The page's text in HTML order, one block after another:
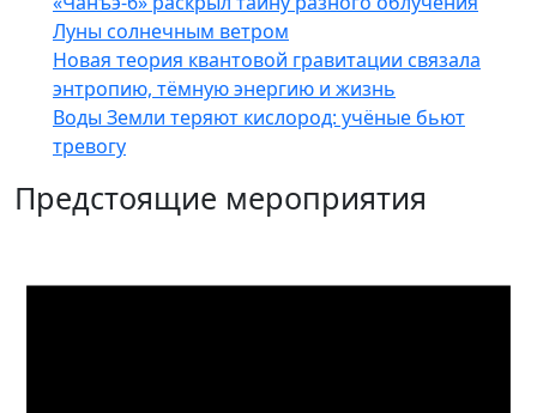
Луны солнечным ветром
Новая теория квантовой гравитации связала
энтропию, тёмную энергию и жизнь
Воды Земли теряют кислород: учёные бьют
тревогу
Предстоящие мероприятия